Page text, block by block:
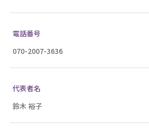
電話番号
070-2007-3636
代表者名
鈴木 裕子